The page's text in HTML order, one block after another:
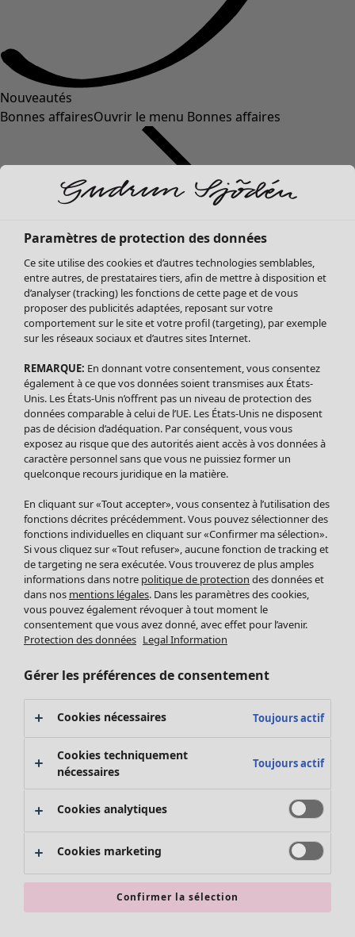
Nouveautés
Bonnes affairesOuvrir le menu Bonnes affaires
Soldes Vêtements
Tous les vêtements
Robes
Tuniques
Blouses
Tops
Gilets
Pantalon
Jupes
Leggings et collants
Accessoires
Chaussures
Vêtements de bain
Basics
Soldes Mobilier
Bonnes affaires déco
Décoration
Textiles
Tapis
Éponge
Promos SOLDES
Les promos de Gudrun Sjödén
Nouvel arrivage
Bonnes affaires en soldes - jusqu'à -70
Paramètres de protection des données
Ce site utilise des cookies et d’autres technologies semblables,
entre autres, de prestataires tiers, afin de mettre à disposition et
d’analyser (tracking) les fonctions de cette page et de vous
proposer des publicités adaptées, reposant sur votre
comportement sur le site et votre profil (targeting), par exemple
sur les réseaux sociaux et d’autres sites Internet.
REMARQUE: En donnant votre consentement, vous consentez
également à ce que vos données soient transmises aux États-
Unis. Les États-Unis n’offrent pas un niveau de protection des
données comparable à celui de l’UE. Les États-Unis ne disposent
pas de décision d’adéquation. Par conséquent, vous vous
exposez au risque que des autorités aient accès à vos données à
caractère personnel sans que vous ne puissiez former un
quelconque recours juridique en la matière.
En cliquant sur «Tout accepter», vous consentez à l’utilisation des
fonctions décrites précédemment. Vous pouvez sélectionner des
fonctions individuelles en cliquant sur «Confirmer ma sélection».
Si vous cliquez sur «Tout refuser», aucune fonction de tracking et
de targeting ne sera exécutée. Vous trouverez de plus amples
informations dans notre politique de protection des données et
dans nos mentions légales. Dans les paramètres des cookies,
vous pouvez également révoquer à tout moment le
consentement que vous avez donné, avec effet pour l’avenir.
Protection des données Legal Information
Gérer les préférences de consentement
Cookies nécessaires Toujours actif
Cookies techniquement
nécessaires
Toujours actif
Cookies analytiques
Cookies marketing
Confirmer la sélection